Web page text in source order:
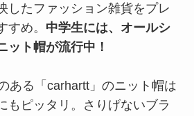
したファッション雑貨をプレ
すめ。 中学生には、オールシ
ット帽が流行中！
ある「carhartt」のニット帽は
もピッタリ。さりげないブラ